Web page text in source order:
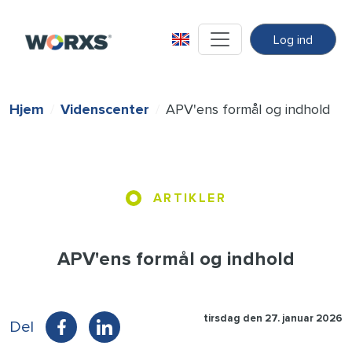
Log ind
Hjem Videnscenter APV'ens formål og indhold
ARTIKLER
APV'ens formål og indhold
Del tirsdag den 27. januar 2026